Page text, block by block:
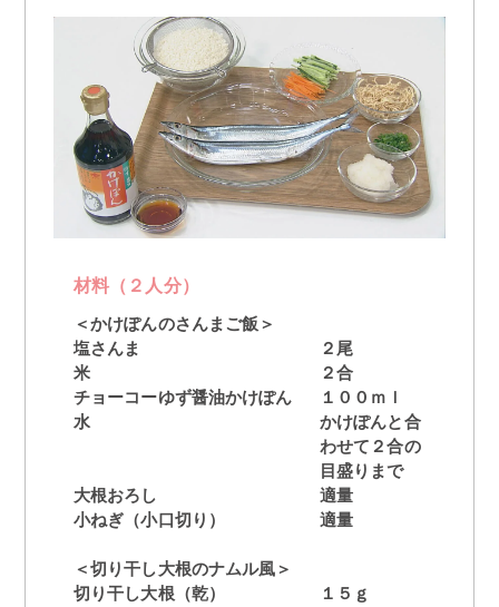
材料（２人分）
＜かけぽんのさんまご飯＞
塩さんま
２尾
米
２合
チョーコーゆず醤油かけぽん
１００ｍｌ
水
かけぽんと合
わせて２合の
目盛りまで
大根おろし
適量
小ねぎ（小口切り）
適量
＜切り干し大根のナムル風＞
切り干し大根（乾）
１５ｇ